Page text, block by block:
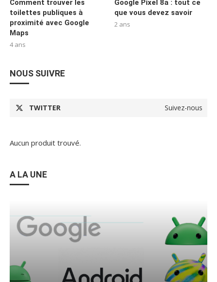
Comment trouver les
toilettes publiques à
proximité avec Google
Maps
4 ans
Google Pixel 8a : tout ce
que vous devez savoir
2 ans
NOUS SUIVRE
TWITTER Suivez-nous
Aucun produit trouvé.
A LA UNE